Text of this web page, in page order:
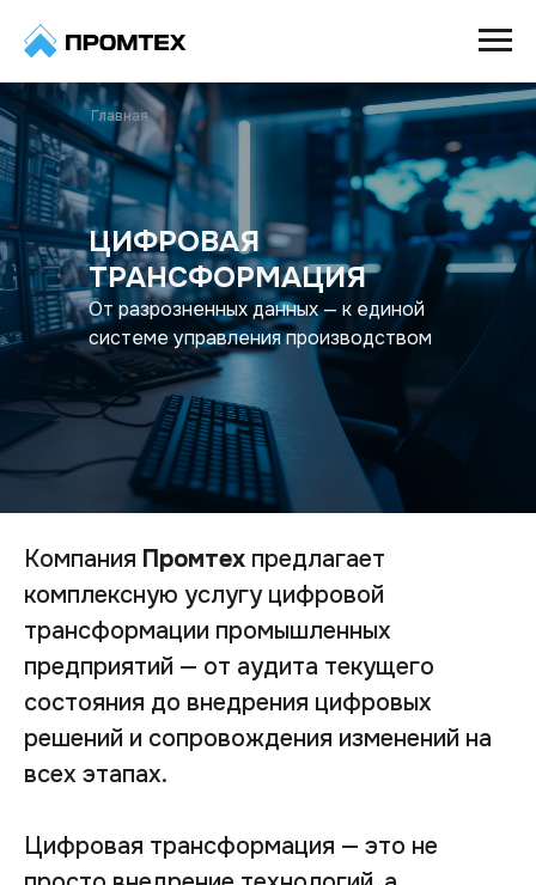
ЦИФРОВАЯ
ТРАНСФОРМАЦИЯ
От разрозненных данных — к единой
системе управления производством
Главная
Компания Промтех предлагает
комплексную услугу цифровой
трансформации промышленных
предприятий — от аудита текущего
состояния до внедрения цифровых
решений и сопровождения изменений на
всех этапах.
Цифровая трансформация — это не